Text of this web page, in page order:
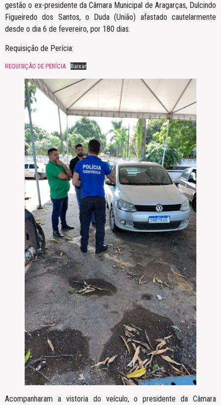
gestão o ex-presidente da Câmara Municipal de Aragarças, Dulcindo
Figueiredo dos Santos, o Duda (União) afastado cautelarmente
desde o dia 6 de fevereiro, por 180 dias.
Requisição de Perícia:
REQUISIÇÃO DE PERÍCIA Baixar
Acompanharam a vistoria do veículo, o presidente da Câmara